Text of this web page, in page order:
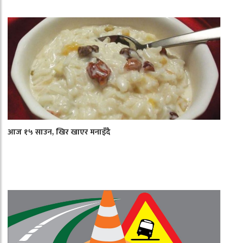
आज १५ साउन, खिर खाएर मनाइँदै